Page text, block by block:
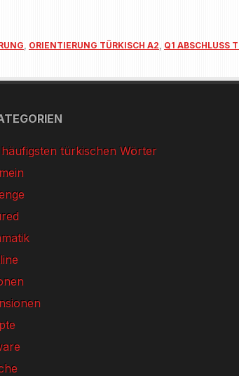
, ORIENTIERUNG TÜRKISCH A2, Q1 ABSCHLUSS
türkischen Wörter